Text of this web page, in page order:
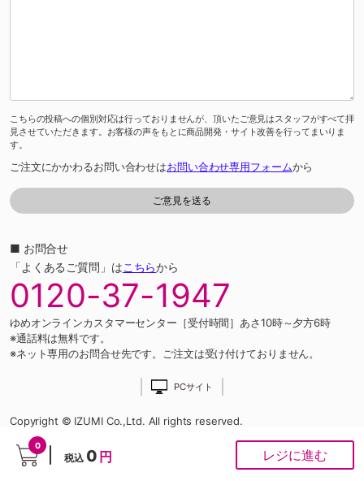
0
税込 0 円 レジに進む
こちらの投稿への個別対応は行っておりませんが、頂いたご意見はスタッフがすべて拝
見させていただきます。お客様の声をもとに商品開発・サイト改善を行ってまいりま
す。
ご注文にかかわるお問い合わせはお問い合わせ専用フォームから
■ お問合せ
「よくあるご質問」はこちらから
0120-37-1947
ゆめオンラインカスタマーセンター［受付時間］あさ10時～夕方6時
※通話料は無料です。
※ネット専用のお問合せ先です。ご注文は受け付けておりません。
PCサイト
Copyright © IZUMI Co.,Ltd. All rights reserved.